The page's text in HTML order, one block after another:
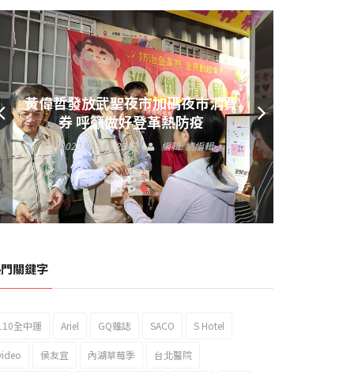
黃偉哲發放武聖夜市加碼夜市消費
券 呼籲做好登革熱防疫
2023 年 9 月 23 日 編輯:總編輯
關鍵字
全中運 Ariel GQ雜誌 SACO S Hotel
侯友宜 內湖草莓季 台北醫院